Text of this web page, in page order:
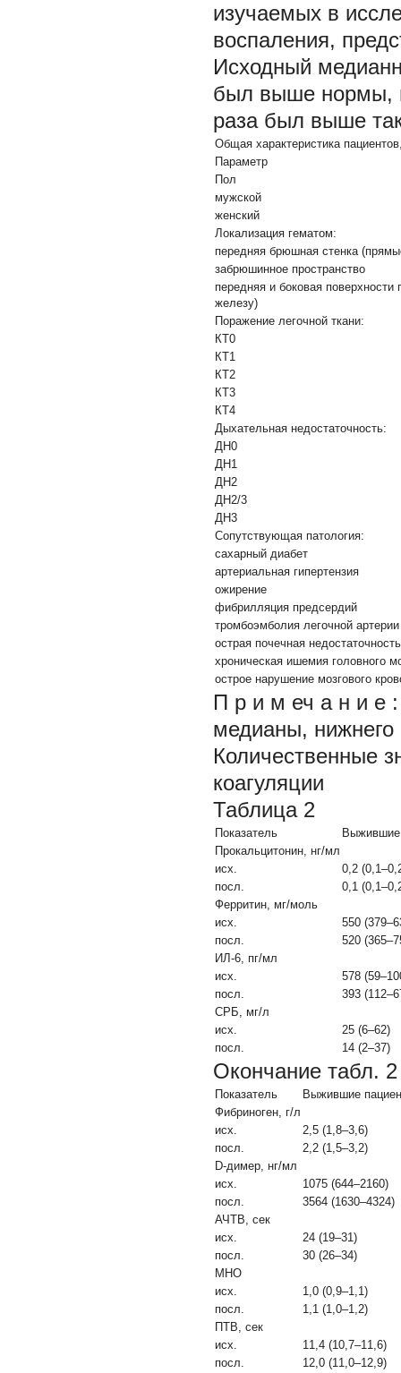
изучаемых в
воспаления,
Исходный
был выше нормы,
раза был выше
Общая характеристика
Параметр
Пол
мужской
женский
Локализация гематом:
передняя брюшная стенка
забрюшинное пространство
передняя и боковая
железу)
Поражение легочной ткани:
КТ0
КТ1
КТ2
КТ3
КТ4
Дыхательная недостаточность:
ДН0
ДН1
ДН2
ДН2/3
ДН3
Сопутствующая патология:
сахарный диабет
артериальная гипертензия
ожирение
фибрилляция предсердий
тромбоэмболия легочной артерии
острая почечная недостаточность
хроническая ишемия головного
острое нарушение мозгового
П р и м еч а н и е
медианы,
Количественные
коагуляции
Таблица 2
Показатель
Выжившие
Прокальцитонин, нг/мл
исх.
0,2
посл.
0,1
Ферритин, мг/моль
исх.
550
посл.
520
ИЛ-6, пг/мл
исх.
578
посл.
393
СРБ, мг/л
исх.
25 (6–62)
посл.
14 (2–37)
Окончание табл. 2
Показатель
Выжившие
Фибриноген, г/л
исх.
2,5 (1,8–3,6)
посл.
2,2 (1,5–3,2)
D-димер, нг/мл
исх.
1075 (644–2160)
посл.
3564 (1630–4324)
АЧТВ, сек
исх.
24 (19–31)
посл.
30 (26–34)
МНО
исх.
1,0 (0,9–1,1)
посл.
1,1 (1,0–1,2)
ПТВ, сек
исх.
11,4 (10,7–11,6)
посл.
12,0 (11,0–12,9)